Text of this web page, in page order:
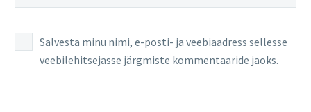
Salvesta minu nimi, e-posti- ja veebiaadress sellesse
veebilehitsejasse järgmiste kommentaaride jaoks.